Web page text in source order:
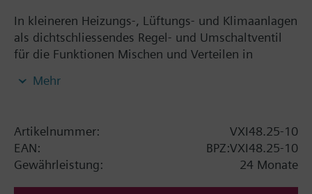
In kleineren Heizungs-, Lüftungs- und Klimaanlagen
als dichtschliessendes Regel- und Umschaltventil
für die Funktionen Mischen und Verteilen in
Mehr
Artikelnummer:
VXI48.25-10
EAN:
BPZ:VXI48.25-10
Gewährleistung:
24 Monate